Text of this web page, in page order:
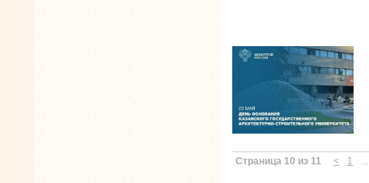
Страница 10 из 11 < 1